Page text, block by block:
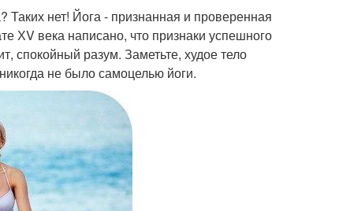
Таких нет! Йога - признанная и проверенная
ХV века написано, что признаки успешного
спокойный разум. Заметьте, худое тело
не было самоцелью йоги.